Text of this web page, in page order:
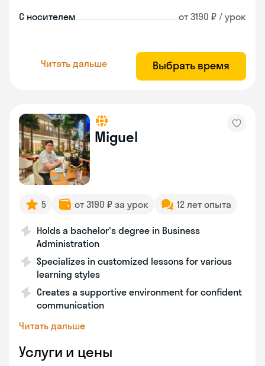
С носителем от 3190 ₽ / урок
Читать дальше Выбрать время
Miguel
5 от 3190 ₽ за урок 12 лет опыта
Holds a bachelor's degree in Business
Administration
Specializes in customized lessons for various
learning styles
Creates a supportive environment for confident
communication
Читать дальше
Услуги и цены